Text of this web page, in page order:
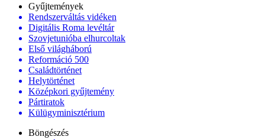
Gyűjtemények
Rendszerváltás vidéken
Digitális Roma levéltár
Szovjetunióba elhurcoltak
Első világháború
Reformáció 500
Családtörténet
Helytörténet
Középkori gyűjtemény
Pártiratok
Külügyminisztérium
Böngészés